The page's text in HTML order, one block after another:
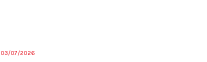
03/07/2026